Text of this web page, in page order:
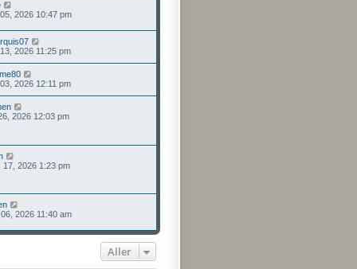
2026 10:47 pm
2026 11:25 pm
2026 12:11 pm
2026 12:03 pm
17, 2026 1:23 pm
2026 11:40 am
Aller